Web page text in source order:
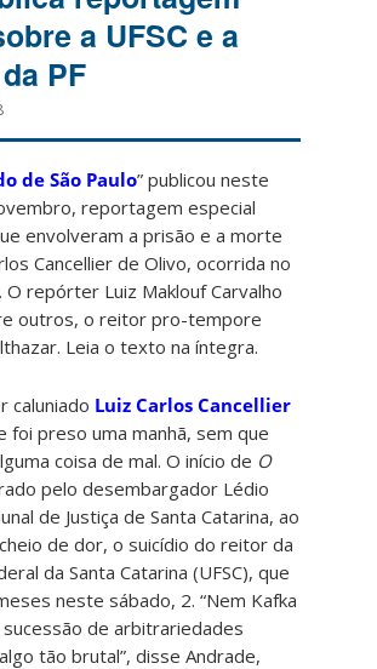
a UFSC e a
PF
de São Paulo” publicou neste
reportagem especial
envolveram a prisão e a morte
Cancellier de Olivo, ocorrida no
repórter Luiz Maklouf Carvalho
outros, o reitor pro-tempore
Leia o texto na íntegra.
caluniado Luiz Carlos Cancellier
foi preso uma manhã, sem que
coisa de mal. O início de O
pelo desembargador Lédio
de Justiça de Santa Catarina, ao
de dor, o suicídio do reitor da
da Santa Catarina (UFSC), que
neste sábado, 2. “Nem Kafka
de arbitrariedades
tão brutal”, disse Andrade,